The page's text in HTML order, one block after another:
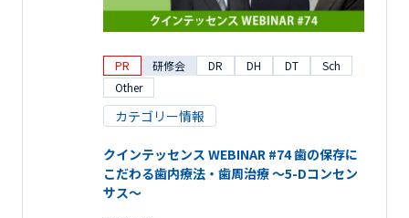
PR 研修会 DR DH DT
Sch
Other
カテゴリー情報
クインテッセンス WEBINAR #74 歯の保存に
こだわる歯内療法・歯周治療 ～5-Dコンセン
サス～